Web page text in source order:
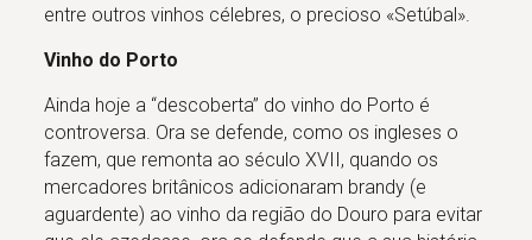
entre outros vinhos célebres, o precioso «Setúbal».
Vinho do Porto
Ainda hoje a “descoberta” do vinho do Porto é
controversa. Ora se defende, como os ingleses o
fazem, que remonta ao século XVII, quando os
mercadores britânicos adicionaram brandy (e
aguardente) ao vinho da região do Douro para evitar